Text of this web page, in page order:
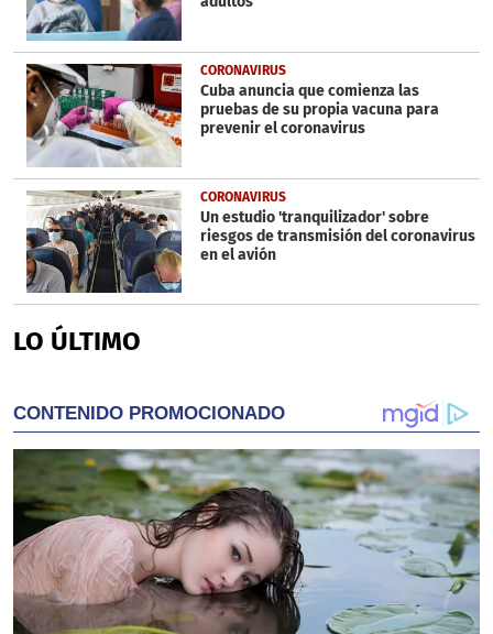
CORONAVIRUS
Cuba anuncia que comienza las
pruebas de su propia vacuna para
prevenir el coronavirus
CORONAVIRUS
Un estudio 'tranquilizador' sobre
riesgos de transmisión del coronavirus
en el avión
LO ÚLTIMO